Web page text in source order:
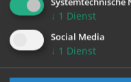
Benutzername
Systemtechnische
↓ 1 Dienst
Social Media
↓ 1 Dienst